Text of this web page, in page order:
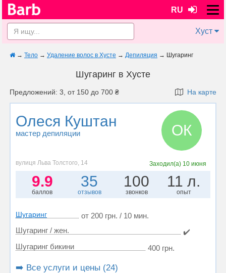
RU
Хуст
→ Тело → Удаление волос в Хусте → Депиляция → Шугаринг
Шугаринг в Хусте
Предложений: 3, от 150 до 700 ₴ На карте
Олеся Куштан
мастер депиляции ОК
вулиця Льва Толстого, 14 Заходил(а) 10 июня
9.9
баллов
35
отзывов
100
звонков
11 л.
опыт
Шугаринг
от 200 грн. / 10 мин.
Шугаринг / жен.
✔️
Шугаринг бикини
400 грн.
➡️ Все услуги и цены (24)